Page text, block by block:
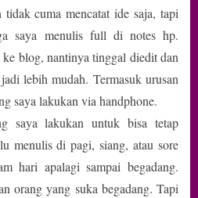
cuma mencatat ide saja, tapi
saya menulis full di notes hp.
blog, nantinya tinggal diedit dan
lebih mudah. Termasuk urusan
saya lakukan via handphone.
saya lakukan untuk bisa tetap
menulis di pagi, siang, atau sore
hari apalagi sampai begadang.
orang yang suka begadang. Tapi